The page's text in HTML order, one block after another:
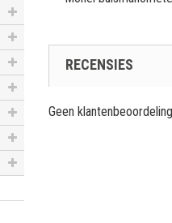
RECENSIES
Geen